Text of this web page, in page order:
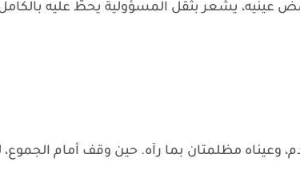
عينيه، يشعر بثقل المسؤولية يحطّ عليه
وعيناه مظلمتان بما رآه. حين وقف أمام الجموع،